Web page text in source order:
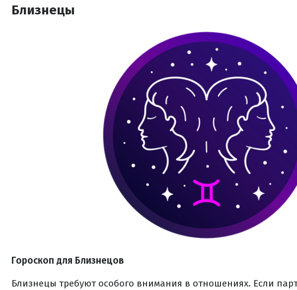
Близнецы
Гороскоп для Близнецов
Близнецы требуют особого внимания в отношениях. Если